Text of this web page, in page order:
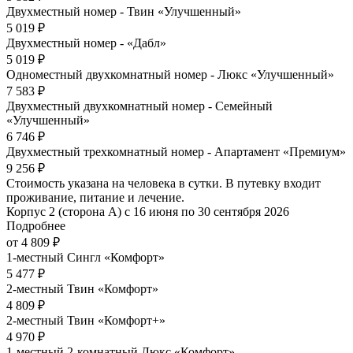
Двухместный номер - Твин «Улучшенный»
5 019 ₽
Двухместный номер - «Дабл»
5 019 ₽
Одноместный двухкомнатный номер - Люкс «Улучшенный»
7 583 ₽
Двухместный двухкомнатный номер - Семейный
«Улучшенный»
6 746 ₽
Двухместный трехкомнатный номер - Апартамент «Премиум»
9 256 ₽
Стоимость указана на человека в сутки. В путевку входит
проживание, питание и лечение.
Корпус 2 (сторона А) с 16 июня по 30 сентября 2026
Подробнее
от 4 809 ₽
1-местный Сингл «Комфорт»
5 477 ₽
2-местный Твин «Комфорт»
4 809 ₽
2-местный Твин «Комфорт+»
4 970 ₽